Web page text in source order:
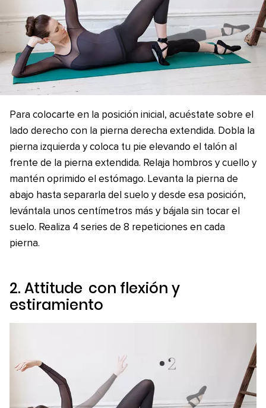
Para colocarte en la posición inicial, acuéstate sobre el
lado derecho con la pierna derecha extendida. Dobla la
pierna izquierda y coloca tu pie elevando el talón al
frente de la pierna extendida. Relaja hombros y cuello y
mantén oprimido el estómago. Levanta la pierna de
abajo hasta separarla del suelo y desde esa posición,
levántala unos centímetros más y bájala sin tocar el
suelo. Realiza 4 series de 8 repeticiones en cada
pierna.
2. Attitude con flexión y
estiramiento